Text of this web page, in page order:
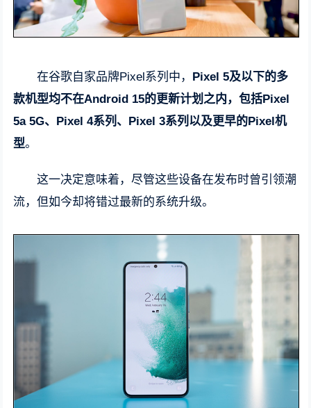
在谷歌自家品牌Pixel系列中， Pixel 5及以下的多
款机型均不在Android 15的更新计划之内，包括Pixel
5a 5G、Pixel 4系列、Pixel 3系列以及更早的Pixel机
型。
这一决定意味着，尽管这些设备在发布时曾引领潮
流，但如今却将错过最新的系统升级。